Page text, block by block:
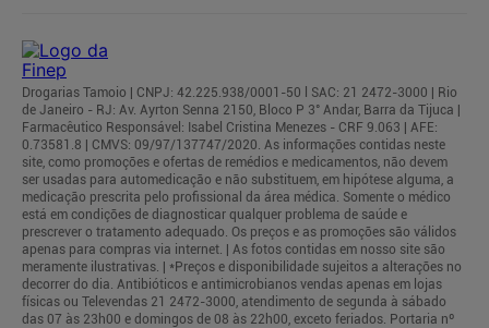
Drogarias Tamoio | CNPJ: 42.225.938/0001-50 l SAC: 21 2472-3000 | Rio
de Janeiro - RJ: Av. Ayrton Senna 2150, Bloco P 3° Andar, Barra da Tijuca |
Farmacêutico Responsável: Isabel Cristina Menezes - CRF 9.063 | AFE:
0.73581.8 | CMVS: 09/97/137747/2020. As informações contidas neste
site, como promoções e ofertas de remédios e medicamentos, não devem
ser usadas para automedicação e não substituem, em hipótese alguma, a
medicação prescrita pelo profissional da área médica. Somente o médico
está em condições de diagnosticar qualquer problema de saúde e
prescrever o tratamento adequado. Os preços e as promoções são válidos
apenas para compras via internet. | As fotos contidas em nosso site são
meramente ilustrativas. | *Preços e disponibilidade sujeitos a alterações no
decorrer do dia. Antibióticos e antimicrobianos vendas apenas em lojas
físicas ou Televendas 21 2472-3000, atendimento de segunda à sábado
das 07 às 23h00 e domingos de 08 às 22h00, exceto feriados. Portaria nº